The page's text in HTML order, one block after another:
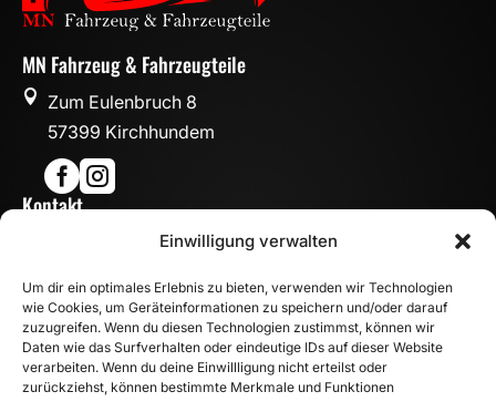
Einwilligung verwalten
Um dir ein optimales Erlebnis zu bieten, verwenden wir Technologien
wie Cookies, um Geräteinformationen zu speichern und/oder darauf
zuzugreifen. Wenn du diesen Technologien zustimmst, können wir
Daten wie das Surfverhalten oder eindeutige IDs auf dieser Website
verarbeiten. Wenn du deine Einwillligung nicht erteilst oder
zurückziehst, können bestimmte Merkmale und Funktionen
MN Fahrzeug & Fahrzeugteile

Zum Eulenbruch 8
57399 Kirchhundem

Kontakt
info@mn-fahrzeugteile.de
 WhatsApp
Öffnungszeiten
 Mo - Fr: 8:00 – 17:00 Uhr
Sa: 10:00 – 14:00 Uhr